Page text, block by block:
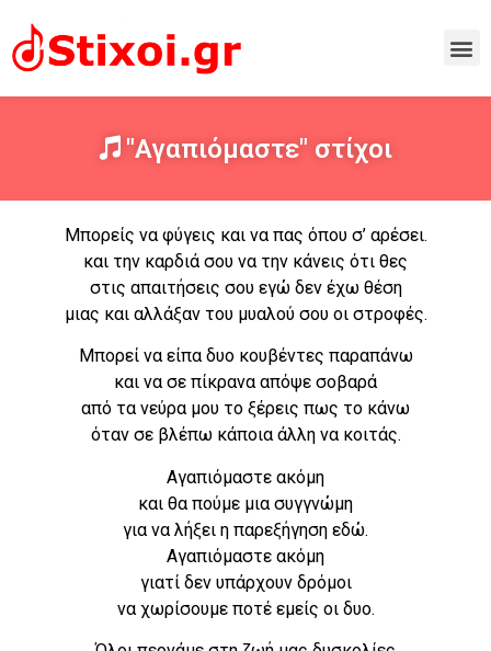
"Αγαπιόμαστε" στίχοι
Μπορείς να φύγεις και να πας όπου σ’ αρέσει.
και την καρδιά σου να την κάνεις ότι θες
στις απαιτήσεις σου εγώ δεν έχω θέση
μιας και αλλάξαν του μυαλού σου οι στροφές.
Μπορεί να είπα δυο κουβέντες παραπάνω
και να σε πίκρανα απόψε σοβαρά
από τα νεύρα μου το ξέρεις πως το κάνω
όταν σε βλέπω κάποια άλλη να κοιτάς.
Αγαπιόμαστε ακόμη
και θα πούμε μια συγγνώμη
για να λήξει η παρεξήγηση εδώ.
Αγαπιόμαστε ακόμη
γιατί δεν υπάρχουν δρόμοι
να χωρίσουμε ποτέ εμείς οι δυο.